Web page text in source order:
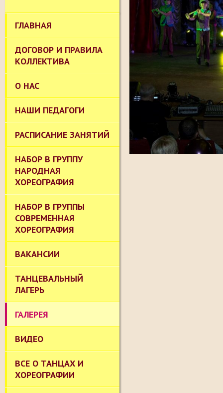
ГЛАВНАЯ
ДОГОВОР И ПРАВИЛА
КОЛЛЕКТИВА
О НАС
НАШИ ПЕДАГОГИ
РАСПИСАНИЕ ЗАНЯТИЙ
НАБОР В ГРУППУ
НАРОДНАЯ
ХОРЕОГРАФИЯ
НАБОР В ГРУППЫ
СОВРЕМЕННАЯ
ХОРЕОГРАФИЯ
ВАКАНСИИ
ТАНЦЕВАЛЬНЫЙ
ЛАГЕРЬ
ГАЛЕРЕЯ
ВИДЕО
ВСЕ О ТАНЦАХ И
ХОРЕОГРАФИИ